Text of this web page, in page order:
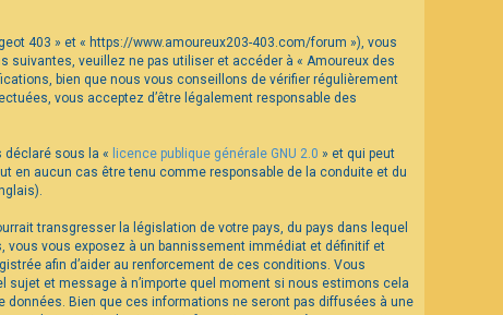
403 » et « https://www.amoureux203-403.com/forum »), vous
suivantes, veuillez ne pas utiliser et accéder à « Amoureux des
bien que nous vous conseillons de vérifier régulièrement
vous acceptez d’être légalement responsable des
déclaré sous la « licence publique générale GNU 2.0 » et qui peut
en aucun cas être tenu comme responsable de la conduite et du
transgresser la législation de votre pays, du pays dans lequel
vous vous exposez à un bannissement immédiat et définitif et
afin d’aider au renforcement de ces conditions. Vous
sujet et message à n’importe quel moment si nous estimons cela
Bien que ces informations ne seront pas diffusées à une